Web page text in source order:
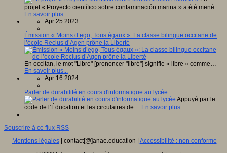
projet « Proyecto científico sobre contaminación marina » a été mené…
En savoir plus...
Apr 25 2023
Émission « Moins d’ego, Tous égaux »: La classe bilingue occitane de
l’école Reclus d’Agen prône la Liberté
En occitan, le mot "Libre" [prononcer "libré"] signifie « libre » comme…
En savoir plus...
Apr 16 2024
Parler de durabilité en cours d'informatique au lycée
Appuyé par le
code de l’Éducation et les circulaires de… En savoir plus...
Souscrire à ce flux RSS
Mentions légales| contact[@]anae.education | Accessibilité : non conforme